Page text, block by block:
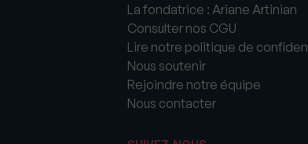
La fondatrice : Ariane Artinian
Consulter nos CGU
Lire notre politique de
Nous soutenir
Rejoindre notre équipe
Nous contacter